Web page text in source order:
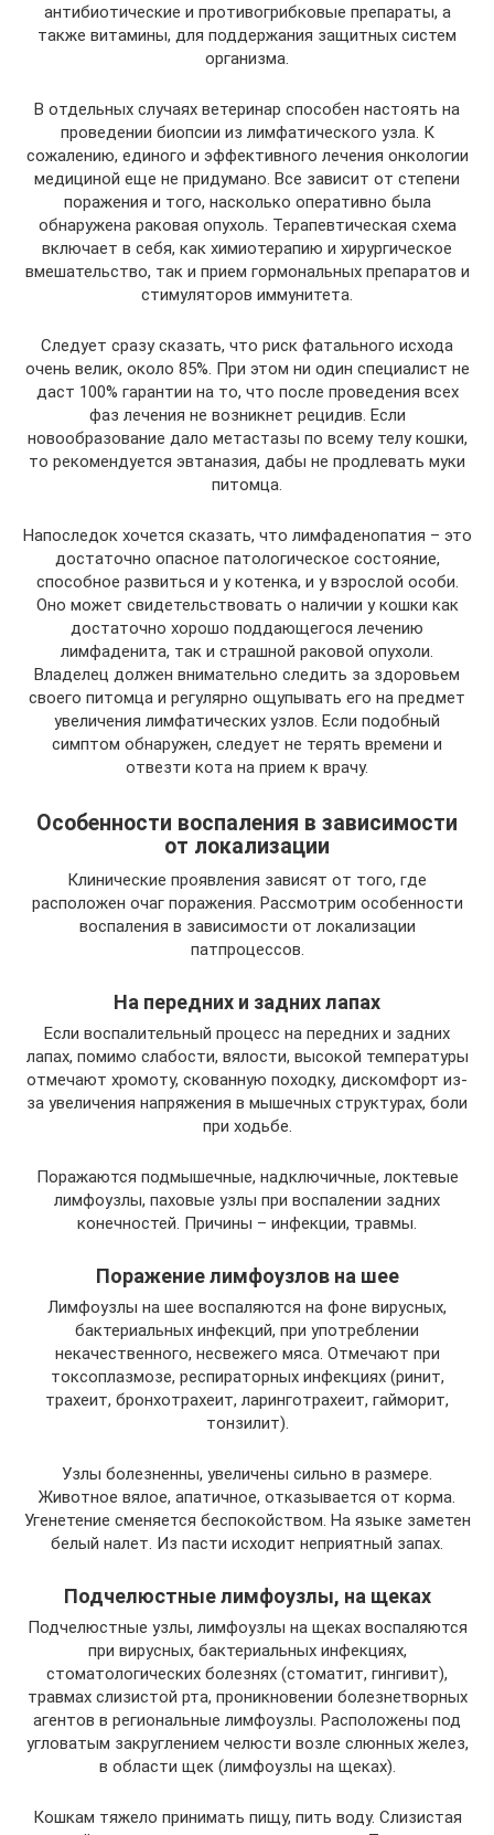
антибиотические и противогрибковые препараты, а
также витамины, для поддержания защитных систем
организма.
В отдельных случаях ветеринар способен настоять на
проведении биопсии из лимфатического узла. К
сожалению, единого и эффективного лечения онкологии
медициной еще не придумано. Все зависит от степени
поражения и того, насколько оперативно была
обнаружена раковая опухоль. Терапевтическая схема
включает в себя, как химиотерапию и хирургическое
вмешательство, так и прием гормональных препаратов и
стимуляторов иммунитета.
Следует сразу сказать, что риск фатального исхода
очень велик, около 85%. При этом ни один специалист не
даст 100% гарантии на то, что после проведения всех
фаз лечения не возникнет рецидив. Если
новообразование дало метастазы по всему телу кошки,
то рекомендуется эвтаназия, дабы не продлевать муки
питомца.
Напоследок хочется сказать, что лимфаденопатия – это
достаточно опасное патологическое состояние,
способное развиться и у котенка, и у взрослой особи.
Оно может свидетельствовать о наличии у кошки как
достаточно хорошо поддающегося лечению
лимфаденита, так и страшной раковой опухоли.
Владелец должен внимательно следить за здоровьем
своего питомца и регулярно ощупывать его на предмет
увеличения лимфатических узлов. Если подобный
симптом обнаружен, следует не терять времени и
отвезти кота на прием к врачу.
Особенности воспаления в зависимости
от локализации
Клинические проявления зависят от того, где
расположен очаг поражения. Рассмотрим особенности
воспаления в зависимости от локализации
патпроцессов.
На передних и задних лапах
Если воспалительный процесс на передних и задних
лапах, помимо слабости, вялости, высокой температуры
отмечают хромоту, скованную походку, дискомфорт из-
за увеличения напряжения в мышечных структурах, боли
при ходьбе.
Поражаются подмышечные, надключичные, локтевые
лимфоузлы, паховые узлы при воспалении задних
конечностей. Причины – инфекции, травмы.
Поражение лимфоузлов на шее
Лимфоузлы на шее воспаляются на фоне вирусных,
бактериальных инфекций, при употреблении
некачественного, несвежего мяса. Отмечают при
токсоплазмозе, респираторных инфекциях (ринит,
трахеит, бронхотрахеит, ларинготрахеит, гайморит,
тонзилит).
Узлы болезненны, увеличены сильно в размере.
Животное вялое, апатичное, отказывается от корма.
Угенетение сменяется беспокойством. На языке заметен
белый налет. Из пасти исходит неприятный запах.
Подчелюстные лимфоузлы, на щеках
Подчелюстные узлы, лимфоузлы на щеках воспаляются
при вирусных, бактериальных инфекциях,
стоматологических болезнях (стоматит, гингивит),
травмах слизистой рта, проникновении болезнетворных
агентов в региональные лимфоузлы. Расположены под
угловатым закруглением челюсти возле слюнных желез,
в области щек (лимфоузлы на щеках).
Кошкам тяжело принимать пищу, пить воду. Слизистая